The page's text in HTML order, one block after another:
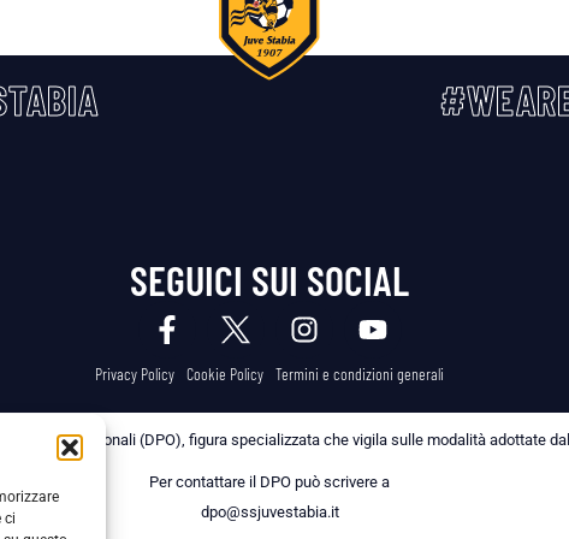
ci
SEGUICI SUI SOCIAL
Privacy Policy Cookie Policy Termini e condizioni generali
dei Dati Personali (DPO), figura specializzata che vigila sulle modalità adottate
Per contattare il DPO può scrivere a
dpo@ssjuvestabia.it